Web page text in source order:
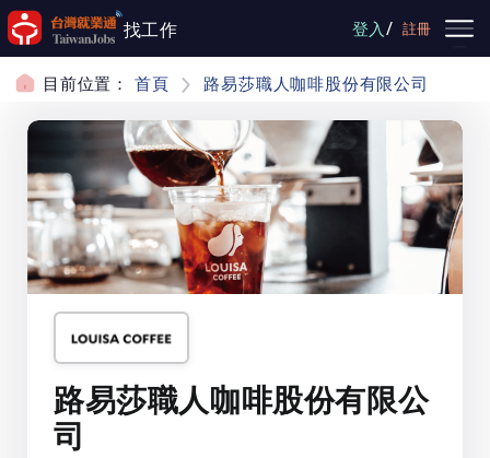
跳到主要內容
找工作 登入/ 註冊
目前位置： 首頁 路易莎職人咖啡股份有限公司
路易莎職人咖啡股份有限公
司